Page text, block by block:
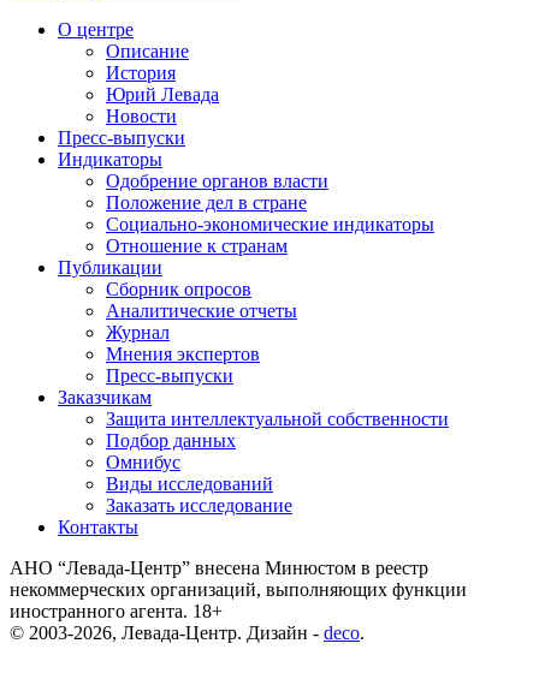
О центре
Описание
История
Юрий Левада
Новости
Пресс-выпуски
Индикаторы
Одобрение органов власти
Положение дел в стране
Социально-экономические индикаторы
Отношение к странам
Публикации
Сборник опросов
Аналитические отчеты
Журнал
Мнения экспертов
Пресс-выпуски
Заказчикам
Защита интеллектуальной собственности
Подбор данных
Омнибус
Виды исследований
Заказать исследование
Контакты
АНО “Левада-Центр” внесена Минюстом в реестр
некоммерческих организаций, выполняющих функции
иностранного агента. 18+
© 2003-2026, Левада-Центр. Дизайн - deco.